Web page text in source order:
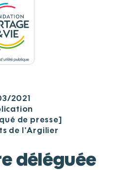
2021
de presse]
de l'Argilier
déléguée